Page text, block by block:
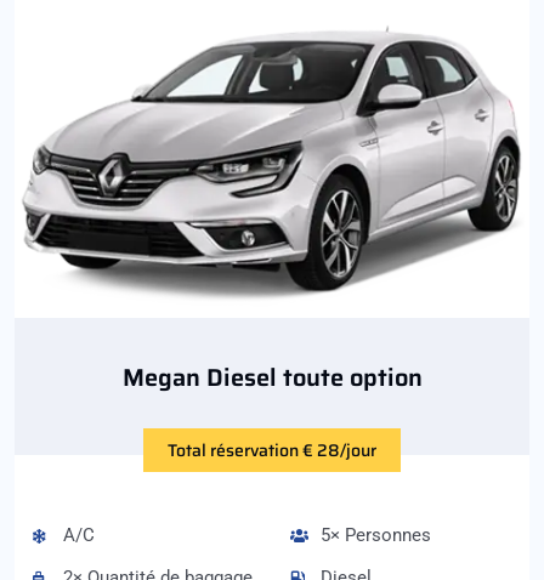
Megan Diesel toute option
Total réservation € 28/jour
A/C
5× Personnes